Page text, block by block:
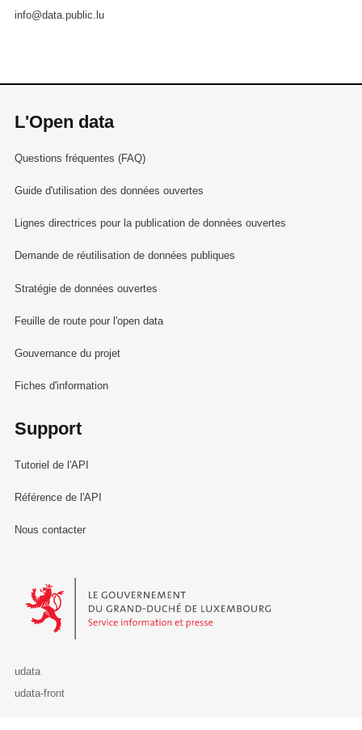
info@data.public.lu
L'Open data
Questions fréquentes (FAQ)
Guide d'utilisation des données ouvertes
Lignes directrices pour la publication de données ouvertes
Demande de réutilisation de données publiques
Stratégie de données ouvertes
Feuille de route pour l'open data
Gouvernance du projet
Fiches d'information
Support
Tutoriel de l'API
Référence de l'API
Nous contacter
Le Gouvernement du Grand-Duché de Luxembourg - Service
udata
udata-front